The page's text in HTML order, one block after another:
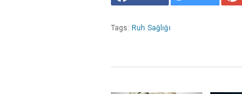
Tags: Ruh Sağlığı